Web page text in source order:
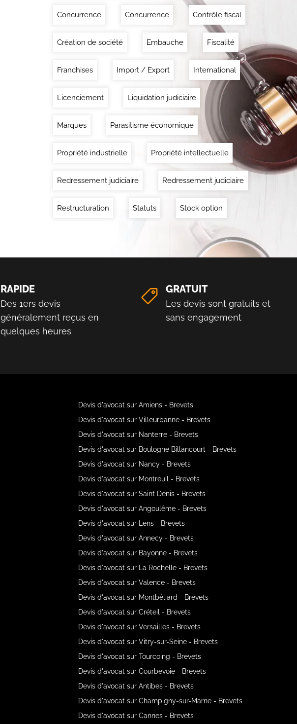
Concurrence Concurrence Contrôle fiscal
Création de société Embauche Fiscalité
Franchises Import / Export International
Licenciement Liquidation judiciaire
Marques Parasitisme économique
Propriété industrielle Propriété intellectuelle
Redressement judiciaire Redressement judiciaire
Restructuration Statuts Stock option
RAPIDE
Des 1ers devis
généralement reçus en
quelques heures
GRATUIT
Les devis sont gratuits et
sans engagement
Devis d'avocat sur Amiens - Brevets
Devis d'avocat sur Villeurbanne - Brevets
Devis d'avocat sur Nanterre - Brevets
Devis d'avocat sur Boulogne Billancourt - Brevets
Devis d'avocat sur Nancy - Brevets
Devis d'avocat sur Montreuil - Brevets
Devis d'avocat sur Saint Denis - Brevets
Devis d'avocat sur Angoulême - Brevets
Devis d'avocat sur Lens - Brevets
Devis d'avocat sur Annecy - Brevets
Devis d'avocat sur Bayonne - Brevets
Devis d'avocat sur La Rochelle - Brevets
Devis d'avocat sur Valence - Brevets
Devis d'avocat sur Montbéliard - Brevets
Devis d'avocat sur Créteil - Brevets
Devis d'avocat sur Versailles - Brevets
Devis d'avocat sur Vitry-sur-Seine - Brevets
Devis d'avocat sur Tourcoing - Brevets
Devis d'avocat sur Courbevoie - Brevets
Devis d'avocat sur Antibes - Brevets
Devis d'avocat sur Champigny-sur-Marne - Brevets
Devis d'avocat sur Cannes - Brevets